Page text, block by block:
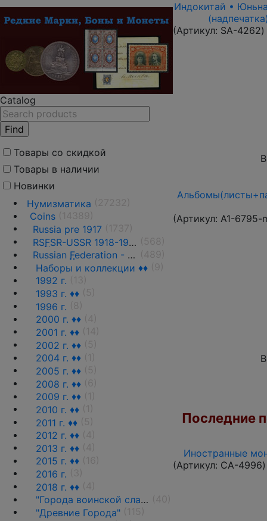
Catalog
Товары со скидкой
Товары в наличии
Новинки
Нумизматика
Coins
Russia pre 1917
RSFSR-USSR 1918-1991
Russian Federation - 1991 - n.d.
Наборы и коллекции ♦♦
1992 г.
1993 г. ♦♦
1996 г.
2000 г. ♦♦
2001 г. ♦♦
2002 г. ♦♦
2004 г. ♦♦
2005 г. ♦♦
2008 г. ♦♦
2009 г. ♦♦
2010 г. ♦♦
2011 г. ♦♦
2012 г. ♦♦
2013 г. ♦♦
2015 г. ♦♦
2016 г.
2018 г. ♦♦
"Города воинской славы"(ГВС) ♦♦
"Древние Города"
Индокитай •
(Артикул: SA-4262)
(Артикул: A1-6795-
Последние
Иностранные
(Артикул: CA-4996)